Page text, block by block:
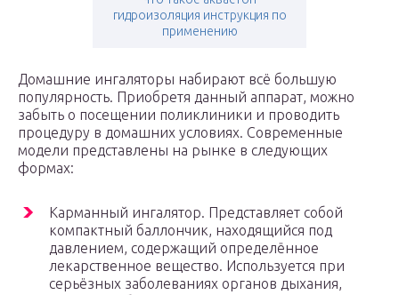
гидроизоляция инструкция по
применению
Домашние ингаляторы набирают всё большую
популярность. Приобретя данный аппарат, можно
забыть о посещении поликлиники и проводить
процедуру в домашних условиях. Современные
модели представлены на рынке в следующих
формах:
Карманный ингалятор. Представляет собой
компактный баллончик, находящийся под
давлением, содержащий определённое
лекарственное вещество. Используется при
серьёзных заболеваниях органов дыхания,